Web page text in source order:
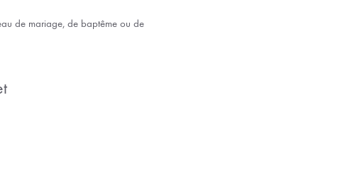
de mariage, de baptême ou de